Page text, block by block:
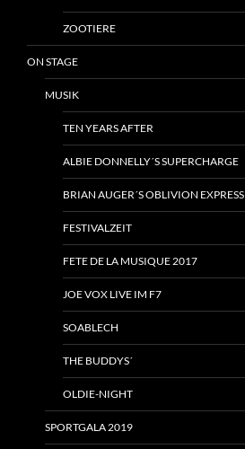
ZOOTIERE
ON STAGE
MUSIK
TEN YEARS AFTER
ALBIE DONNELLY´S SUPERCHARGE
BRIAN AUGER´S OBLIVION EXPRESS
FESTIVALZEIT
FETE DE LA MUSIQUE 2017
JOE VOX LIVE IM F7
SOABLECH
THE BUDDYS´
OLDIE-NIGHT
SPORTGALA 2019